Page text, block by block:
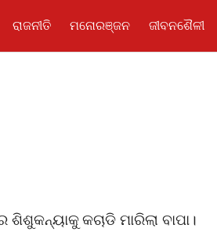
ରାଜନୀତି ମନୋରଞ୍ଜନ ଜୀବନଶୈଳୀ
କଚାଡି ମାରିଲା ବାପା।